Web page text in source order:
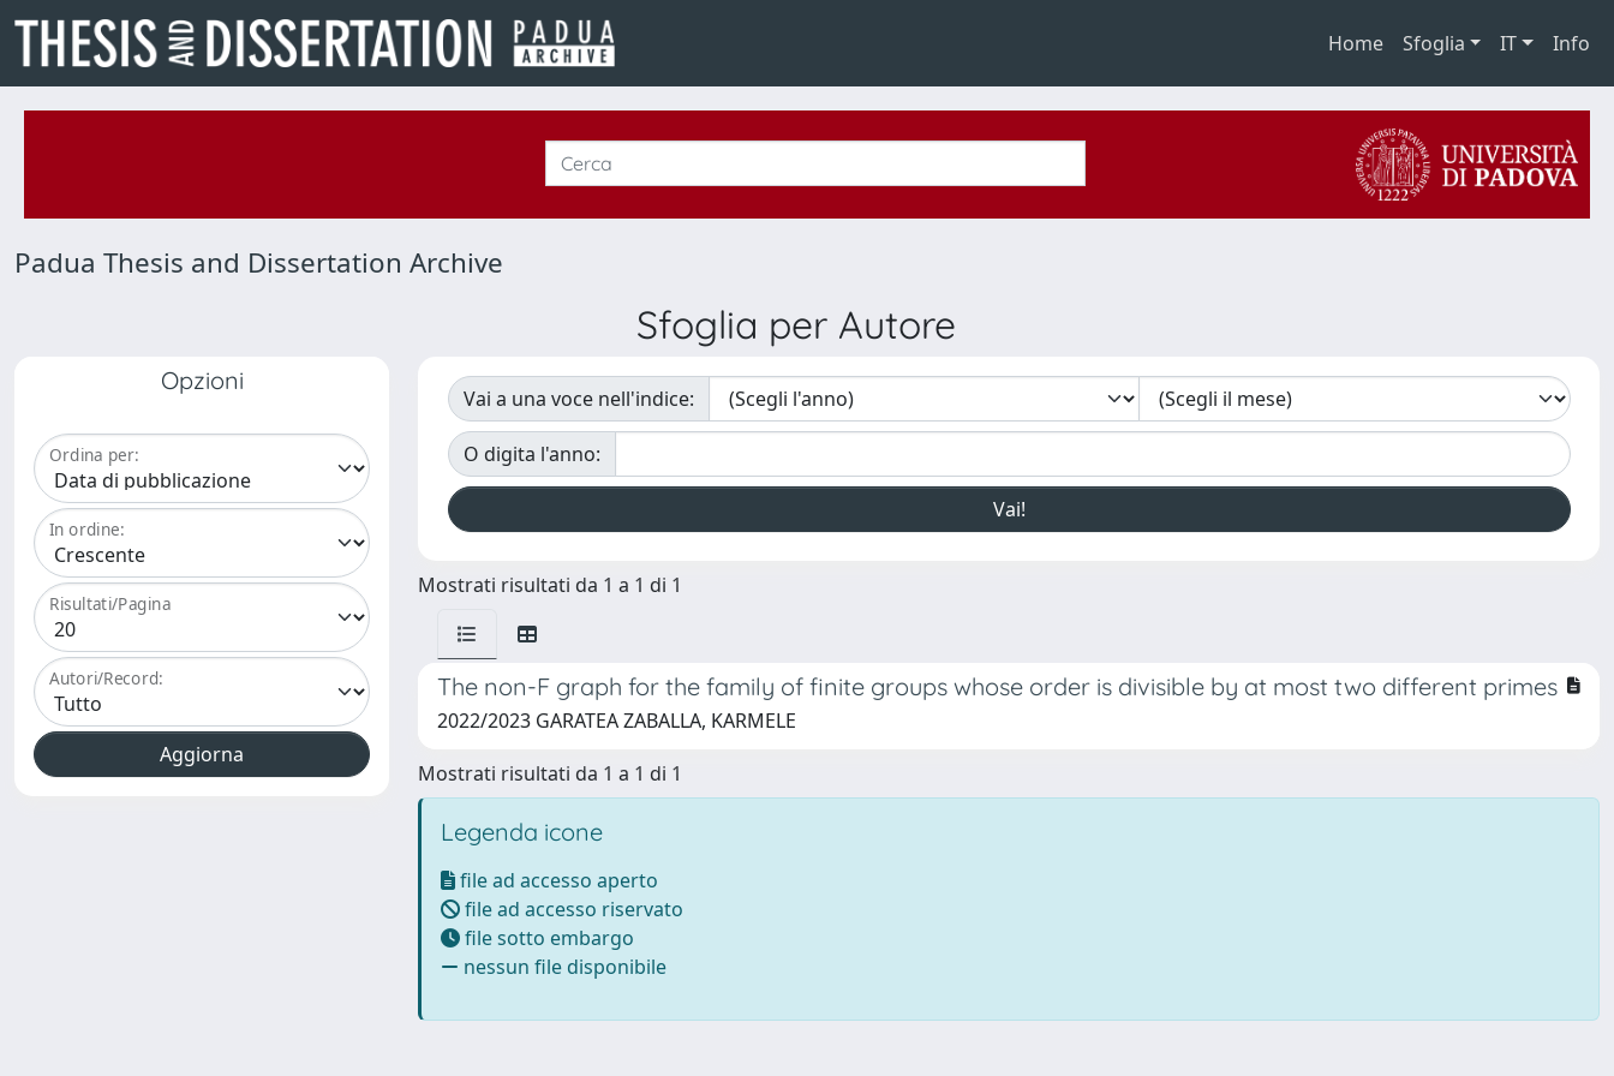
Home Sfoglia IT Info
Padua Thesis and Dissertation Archive
Sfoglia per Autore
Opzioni
Ordina per:
In ordine:
Risultati/Pagina
Autori/Record:
Vai a una voce nell'indice:
O digita l'anno:
Mostrati risultati da 1 a 1 di 1
The non-F graph for the family of finite groups whose order is divisible by at most two different primes
2022/2023 GARATEA ZABALLA, KARMELE
Mostrati risultati da 1 a 1 di 1
Legenda icone
file ad accesso aperto
file ad accesso riservato
file sotto embargo
nessun file disponibile